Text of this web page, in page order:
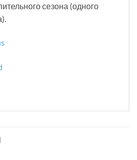
сезона (одного